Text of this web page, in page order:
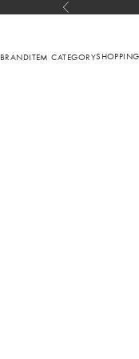
前へ
BRANDITEM CATEGORY